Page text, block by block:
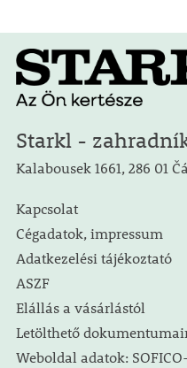
Starkl -
Kalabousek 1661, 286 01
Kapcsolat
Cégadatok, impressum
Adatkezelési tájékoztató
ASZF
Elállás a vásárlástól
Letölthető
Weboldal adatok: